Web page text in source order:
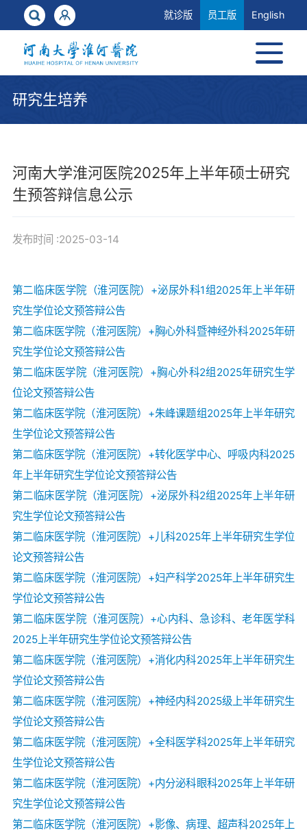
就诊版 员工版 English
研究生培养
河南大学淮河医院2025年上半年硕士研究
生预答辩信息公示
发布时间 :2025-03-14
第二临床医学院（淮河医院）+泌尿外科1组2025年上半年研
究生学位论文预答辩公告
第二临床医学院（淮河医院）+胸心外科暨神经外科2025年研
究生学位论文预答辩公告
第二临床医学院（淮河医院）+胸心外科2组2025年研究生学
位论文预答辩公告
第二临床医学院（淮河医院）+朱峰课题组2025年上半年研究
生学位论文预答辩公告
第二临床医学院（淮河医院）+转化医学中心、呼吸内科2025
年上半年研究生学位论文预答辩公告
第二临床医学院（淮河医院）+泌尿外科2组2025年上半年研
究生学位论文预答辩公告
第二临床医学院（淮河医院）+儿科2025年上半年研究生学位
论文预答辩公告
第二临床医学院（淮河医院）+妇产科学2025年上半年研究生
学位论文预答辩公告
第二临床医学院（淮河医院）+心内科、急诊科、老年医学科
2025上半年研究生学位论文预答辩公告
第二临床医学院（淮河医院）+消化内科2025年上半年研究生
学位论文预答辩公告
第二临床医学院（淮河医院）+神经内科2025级上半年研究生
学位论文预答辩公告
第二临床医学院（淮河医院）+全科医学科2025年上半年研究
生学位论文预答辩公告
第二临床医学院（淮河医院）+内分泌科眼科2025年上半年研
究生学位论文预答辩公告
第二临床医学院（淮河医院）+影像、病理、超声科2025年上